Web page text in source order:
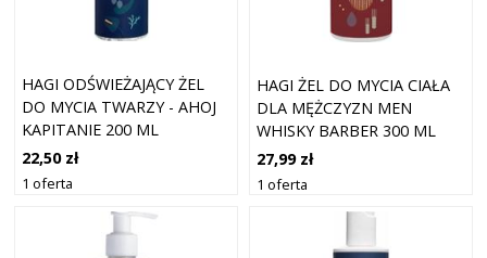
HAGI ODŚWIEŻAJĄCY ŻEL
DO MYCIA TWARZY - AHOJ
KAPITANIE 200 ML
22,50 zł
1 oferta
HAGI ŻEL DO MYCIA CIAŁA
DLA MĘŻCZYZN MEN
WHISKY BARBER 300 ML
27,99 zł
1 oferta